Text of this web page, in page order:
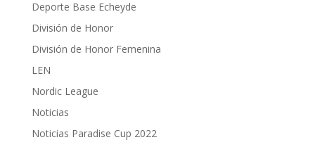
Deporte Base Echeyde
División de Honor
División de Honor Femenina
LEN
Nordic League
Noticias
Noticias Paradise Cup 2022